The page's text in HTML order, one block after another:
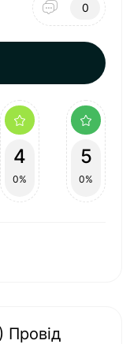
0
4
0%
5
0%
Провід